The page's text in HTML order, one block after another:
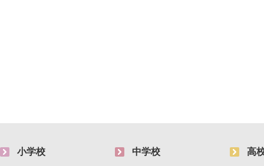
小学校 中学校 高